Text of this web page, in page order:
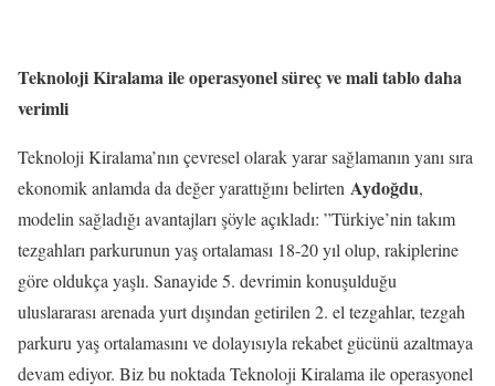
Teknoloji Kiralama ile operasyonel süreç ve mali tablo daha
verimli
Teknoloji Kiralama’nın çevresel olarak yarar sağlamanın yanı sıra
ekonomik anlamda da değer yarattığını belirten Aydoğdu,
modelin sağladığı avantajları şöyle açıkladı: ”Türkiye’nin takım
tezgahları parkurunun yaş ortalaması 18-20 yıl olup, rakiplerine
göre oldukça yaşlı. Sanayide 5. devrimin konuşulduğu
uluslararası arenada yurt dışından getirilen 2. el tezgahlar, tezgah
parkuru yaş ortalamasını ve dolayısıyla rekabet gücünü azaltmaya
devam ediyor. Biz bu noktada Teknoloji Kiralama ile operasyonel